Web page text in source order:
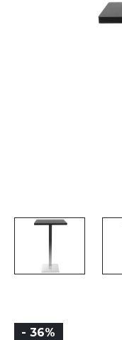
- 36%